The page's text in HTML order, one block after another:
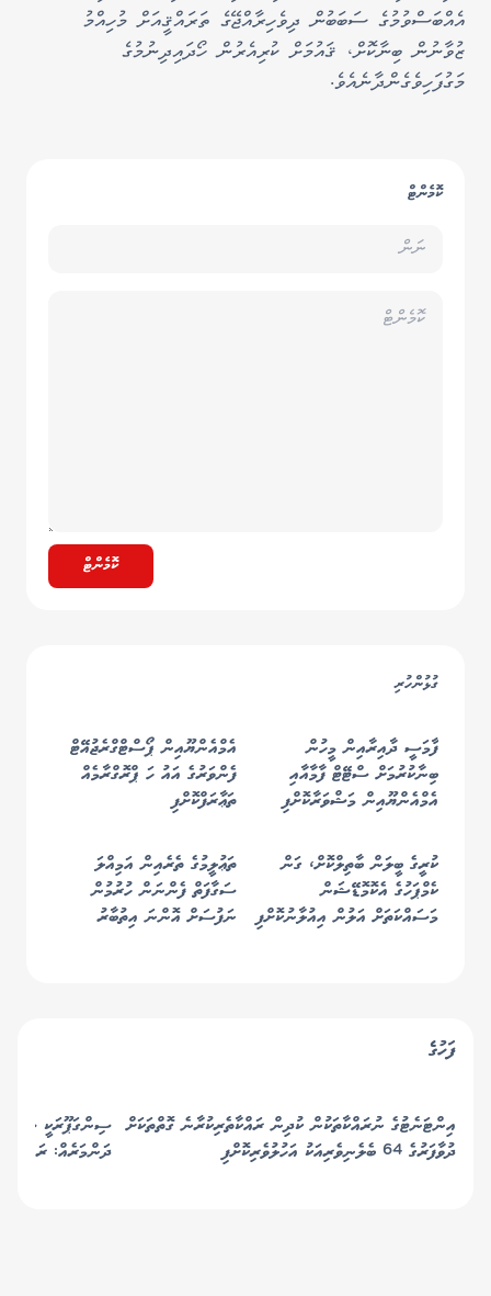
އެއްބަސްވުމުގެ ސަބަބުން ދިވެހިރާއްޖޭގެ ތަރައްޤީއަށް މުހިއްމު
ޒުވާނުން ބިނާކޮށް، ޤައުމަށް ކުރިއެރުން ހޯދައިދިނުމުގެ
މަގުފަހިވެގެންދާނެއެވެ.
ކޮމެންޓް
ކޮމެންޓް
ގުޅުންހުރި
ފާމަސީ ދާއިރާއިން މީހުން
ބިނާކުރުމަށް ސްޓޭޓް ފާމާއާއި
އެމްއެންޔޫއިން މަޝްވަރާކޮށްފި
އެމްއެންޔޫއިން ޕޯސްޓްގްރެޖުއޭޓް
ފެންވަރުގެ އައު ހަ ޕްރޮގްރާމެއް
ތަޢާރަފްކޮށްފި
ކުރީގެ ބީލަން ބާތިލްކޮށް، ގަން
ކެމްޕަހުގެ އެކޮމޮޑޭޝަން
މަސައްކަތަށް އަލުން އިއުލާނުކޮށްފި
ތަޢުލީމުގެ ތެރެއިން އަމިއްލަ
ސަގާފަތް ފެންނަން ހުރުމުން
ނަފުސަށް އޮންނަ އިތުބާރު
ފަހުގެ
އިންޓަނެޓުގެ ނުރައްކާތަކުން ކުދިން ރައްކާތެރިކުރާނެ ގޮތްތަކަށް
ދުވާފަރުގެ 64 ބެލެނިވެރިއަކު އަހުލުވެރިކޮށްފި
ސިންގަޕޫރަކީ
ދަންމަރެއް: ރައީސް